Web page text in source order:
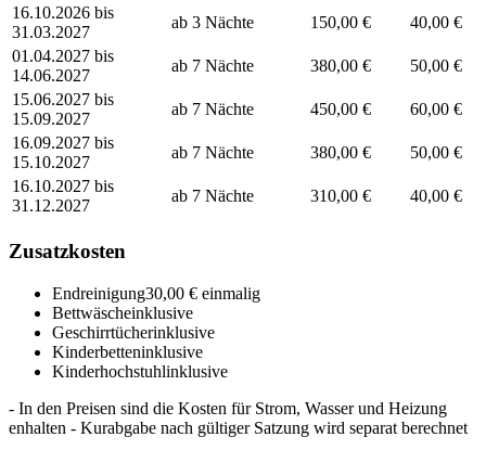
16.10.2026 bis
31.03.2027
ab 3 Nächte 150,00 €
40,00 €
01.04.2027 bis
14.06.2027
ab 7 Nächte 380,00 €
50,00 €
15.06.2027 bis
15.09.2027
ab 7 Nächte 450,00 €
60,00 €
16.09.2027 bis
15.10.2027
ab 7 Nächte 380,00 €
50,00 €
16.10.2027 bis
31.12.2027
ab 7 Nächte 310,00 € 40,00 €
Zusatzkosten
Endreinigung30,00 € einmalig
Bettwäscheinklusive
Geschirrtücherinklusive
Kinderbetteninklusive
Kinderhochstuhlinklusive
- In den Preisen sind die Kosten für Strom, Wasser und Heizung
enhalten - Kurabgabe nach gültiger Satzung wird separat berechnet